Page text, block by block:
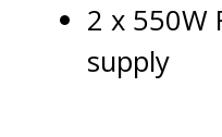
2 x 550W
supply